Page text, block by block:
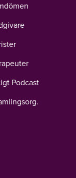
Podcast